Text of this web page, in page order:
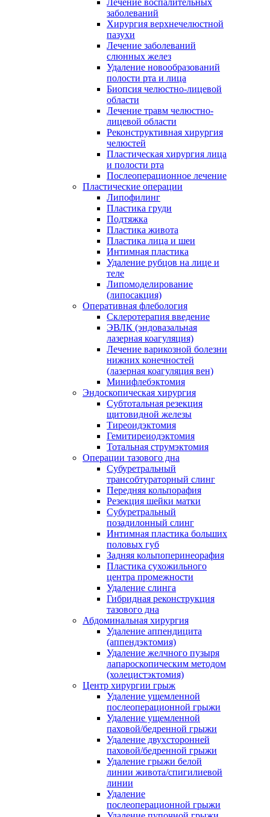
Лечение воспалительных
заболеваний
Хирургия верхнечелюстной
пазухи
Лечение заболеваний
слюнных желез
Удаление новообразований
полости рта и лица
Биопсия челюстно-лицевой
области
Лечение травм челюстно-
лицевой области
Реконструктивная хирургия
челюстей
Пластическая хирургия лица
и полости рта
Послеоперационное лечение
Пластические операции
Липофилинг
Пластика груди
Подтяжка
Пластика живота
Пластика лица и шеи
Интимная пластика
Удаление рубцов на лице и
теле
Липомоделирование
(липосакция)
Оперативная флебология
Склеротерапия введение
ЭВЛК (эндовазальная
лазерная коагуляция)
Лечение варикозной болезни
нижних конечностей
(лазерная коагуляция вен)
Минифлебэктомия
Эндоскопическая хирургия
Субтотальная резекция
щитовидной железы
Тиреоидэктомия
Гемитиреиодэктомия
Тотальная струмэктомия
Операции тазового дна
Субуретральный
трансобтураторный слинг
Передняя кольпорафия
Резекция шейки матки
Субуретральный
позадилонный слинг
Интимная пластика больших
половых губ
Задняя кольпоперинеорафия
Пластика сухожильного
центра промежности
Удаление слинга
Гибридная реконструкция
тазового дна
Абдоминальная хирургия
Удаление аппендицита
(аппендэктомия)
Удаление желчного пузыря
лапароскопическим методом
(холецистэктомия)
Центр хирургии грыж
Удаление ущемленной
послеоперационной грыжи
Удаление ущемленной
паховой/бедренной грыжи
Удаление двухсторонней
паховой/бедренной грыжи
Удаление грыжи белой
линии живота/спигилиевой
линии
Удаление
послеоперационной грыжи